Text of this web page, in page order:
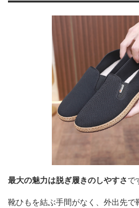
最大の魅力は脱ぎ履きのしやすさで
靴ひもを結ぶ手間がなく、外出先で